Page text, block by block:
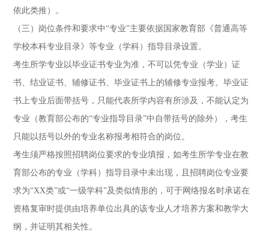
依此类推）。
（三）岗位条件和要求中“专业”主要依据国家教育部《普通高等
学校本科专业目录》等专业（学科）指导目录设置。
考生所学专业以毕业证书专业为准，不可以凭专业（学业）证
书、结业证书、辅修证书、毕业证书上的辅修专业报考。毕业证
书上专业后面带括号，只能代表所学内容有所涉及，不能认定为
专业（教育部公布的“专业指导目录”中自带括号的除外），考生
只能以括号以外的专业名称报考相符合的岗位。
考生须严格按照招聘岗位要求的专业填报，如考生所学专业在教
育部公布的专业（学科）指导目录中未出现，且招聘岗位专业要
求为“XX类”或“一级学科”及类似情形的，可于网络报名时承诺在
资格复审时提供由培养单位出具的该专业人才培养方案和教学大
纲，并证明其相关性。